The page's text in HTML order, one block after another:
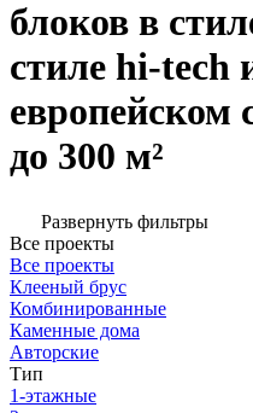
блоков в
стиле hi-tech
европейском
до 300 м²
Развернуть фильтры
Все проекты
Все проекты
Клееный брус
Комбинированные
Каменные дома
Авторские
Тип
1-этажные